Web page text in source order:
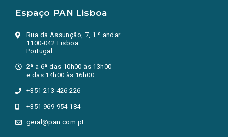
Espaço PAN Lisboa
Rua da Assunção, 7, 1.º andar
1100-042 Lisboa
Portugal
2ª a 6ª das 10h00 às 13h00
e das 14h00 às 16h00
+351 213 426 226
+351 969 954 184
geral@pan.com.pt